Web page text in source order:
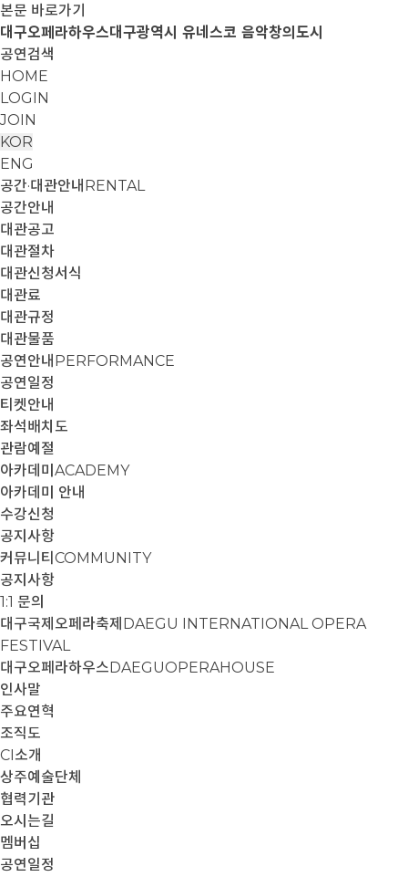
본문 바로가기
대구오페라하우스대구광역시 유네스코 음악창의도시
공연검색
HOME
LOGIN
JOIN
KOR
ENG
공간·대관안내 RENTAL
공간안내
대관공고
대관절차
대관신청서식
대관료
대관규정
대관물품
공연안내 PERFORMANCE
공연일정
티켓안내
좌석배치도
관람예절
아카데미 ACADEMY
아카데미 안내
수강신청
공지사항
커뮤니티 COMMUNITY
공지사항
1:1 문의
대구국제오페라축제 DAEGU INTERNATIONAL OPERA
FESTIVAL
대구오페라하우스DAEGUOPERAHOUSE
인사말
주요연혁
조직도
CI소개
상주예술단체
협력기관
오시는길
멤버십
공연일정